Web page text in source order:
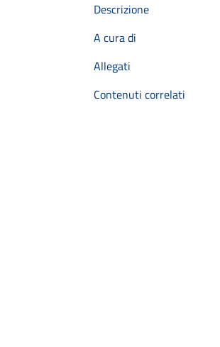
Descrizione
A cura di
Allegati
Contenuti correlati